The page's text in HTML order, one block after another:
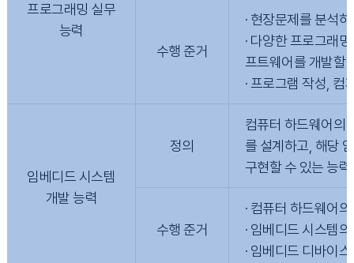
프로그래밍 실무
능력
수행 준거
· 현장문제를 분석
· 다양한 프로그래
프트웨어를 개발할
· 프로그램 작성, 컴
임베디드 시스템
개발 능력
정의
컴퓨터 하드웨어의
를 설계하고, 해당
구현할 수 있는 능력
수행 준거
· 컴퓨터 하드웨어
· 임베디드 시스템
· 임베디드 디바이